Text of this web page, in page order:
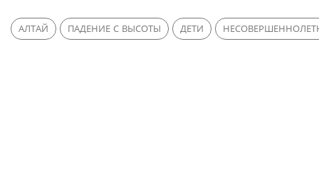
АЛТАЙ ПАДЕНИЕ С ВЫСОТЫ ДЕТИ